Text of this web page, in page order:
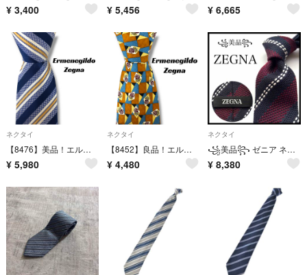
¥ 3,400 ¥ 5,456 ¥ 6,665
ネクタイ
【8476】美品！エルメネジルドゼニア ネクタイ ネイビー系 ストライプ柄
¥ 5,980
ネクタイ
【8452】良品！エルメネジルドゼニア ネクタイ ブラウン系 花柄
¥ 4,480
ネクタイ
꧁美品꧂ ゼニア ネクタイ ストライプ ステッチ ビジネス ボルドー ブラック
¥ 8,380